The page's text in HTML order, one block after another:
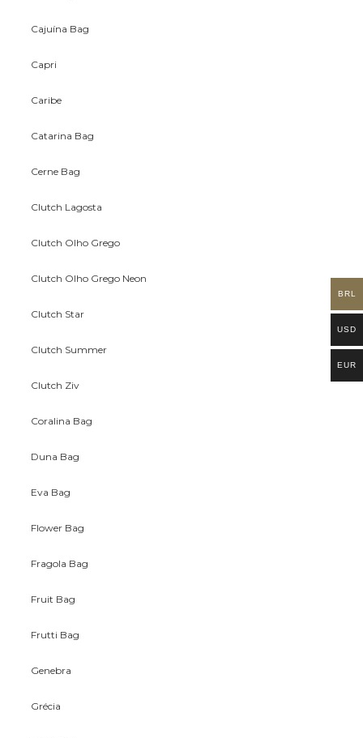
Cajuína Bag
Capri
Caribe
Catarina Bag
Cerne Bag
Clutch Lagosta
Clutch Olho Grego
Clutch Olho Grego Neon
Clutch Star
Clutch Summer
Clutch Ziv
Coralina Bag
Duna Bag
Eva Bag
Flower Bag
Fragola Bag
Fruit Bag
Frutti Bag
Genebra
Grécia
BRL
USD
EUR